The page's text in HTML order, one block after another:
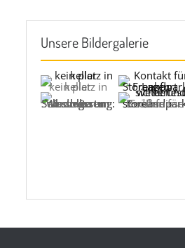
Unsere Bildergalerie
kein platz in keller
Selbstlagerung: Was man tun und wissen sollte
Größen für Ihre Bedürfnisse